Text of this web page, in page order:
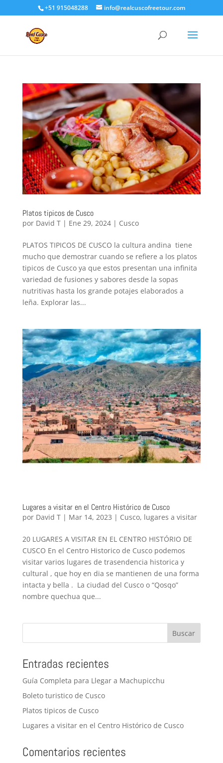
+51 915048288 info@realcuscofreetour.com
Platos tipicos de Cusco
por David T| Ene 29, 2024| Cusco
PLATOS TIPICOS DE CUSCO la cultura andina tiene
mucho que demostrar cuando se refiere a los platos
tipicos de Cusco ya que estos presentan una infinita
variedad de fusiones y sabores desde la sopas
nutritivas hasta los grande potajes elaborados a
leña. Explorar las...
Lugares a visitar en el Centro Histórico de Cusco
por David T| Mar 14, 2023 | Cusco, lugares a visitar
20 LUGARES A VISITAR EN EL CENTRO HISTÓRIO DE
CUSCO En el Centro Historico de Cusco podemos
visitar varios lugares de trasendencia historica y
cultural , que hoy en dia se mantienen de una forma
intacta y bella . La ciudad del Cusco o “Qosqo”
nombre quechua que...
Buscar
Entradas recientes
Guía Completa para Llegar a Machupicchu
Boleto turistico de Cusco
Platos tipicos de Cusco
Lugares a visitar en el Centro Histórico de Cusco
Comentarios recientes